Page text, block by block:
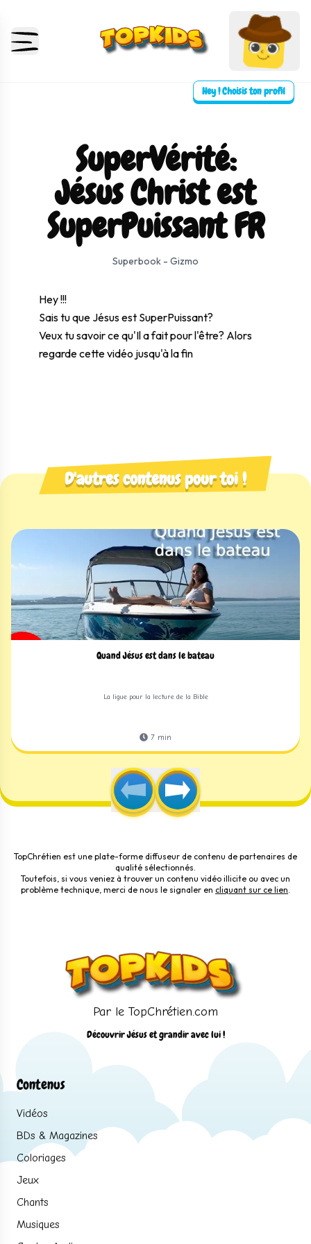
Hey ! Choisis ton profil
SuperVérité:
Jésus Christ est
SuperPuissant FR
Superbook - Gizmo
0:00 ⛶ Plein écran
Hey !!!
Sais tu que Jésus est SuperPuissant?
Veux tu savoir ce qu'Il a fait pour l'être? Alors
regarde cette vidéo jusqu'à la fin
D'autres contenus pour toi !
Quand Jésus est dans le bateau
La ligue pour la lecture de la Bible
7 min
TopChrétien est une plate-forme diffuseur de contenu de partenaires de
qualité sélectionnés.
Toutefois, si vous veniez à trouver un contenu vidéo illicite ou avec un
problème technique, merci de nous le signaler en cliquant sur ce lien.
Par le TopChrétien.com
Découvrir Jésus et grandir avec lui !
Contenus
Vidéos
BDs & Magazines
Coloriages
Jeux
Chants
Musiques